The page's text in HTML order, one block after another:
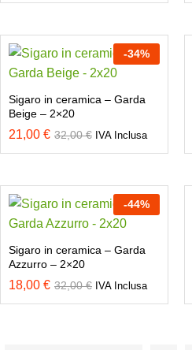
-34%
Sigaro in ceramica – Garda
Beige – 2×20
21,00 € 32,00€ IVA Inclusa
-44%
Sigaro in ceramica – Garda
Azzurro – 2×20
18,00 € 32,00€ IVA Inclusa